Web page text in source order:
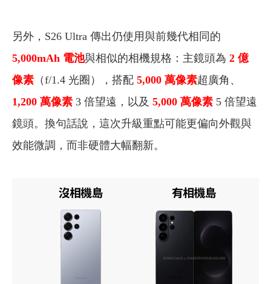
另外，S26 Ultra 傳出仍使用與前幾代相同的
5,000mAh 電池與相似的相機規格：主鏡頭為 2 億
像素 （f/1.4 光圈），搭配 5,000 萬像素超廣角、
1,200 萬像素 3 倍望遠，以及 5,000 萬像素 5 倍望遠
鏡頭。換句話說，這次升級重點可能更偏向外觀與
效能微調，而非硬體大幅翻新。